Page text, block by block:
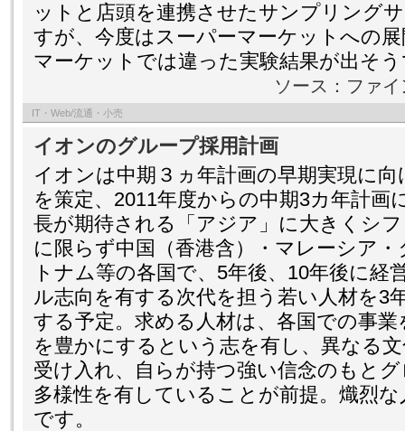
ットと店頭を連携させたサンプリング
すが、今度はスーパーマーケットへの
マーケットでは違った実験結果が出そ
ソース：ファ
IT・Web/流通・小売
イオンのグループ採用計画
イオンは中期３ヵ年計画の早期実現に
を策定、2011年度からの中期3カ年計画
長が期待される「アジア」に大きくシ
に限らず中国（香港含）・マレーシア
トナム等の各国で、5年後、10年後に経
ル志向を有する次代を担う若い人材を3
する予定。求める人材は、各国での事
を豊かにするという志を有し、異なる
受け入れ、自らが持つ強い信念のもと
多様性を有していることが前提。熾烈
です。